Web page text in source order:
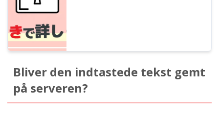
Bliver den indtastede tekst gemt
på serveren?